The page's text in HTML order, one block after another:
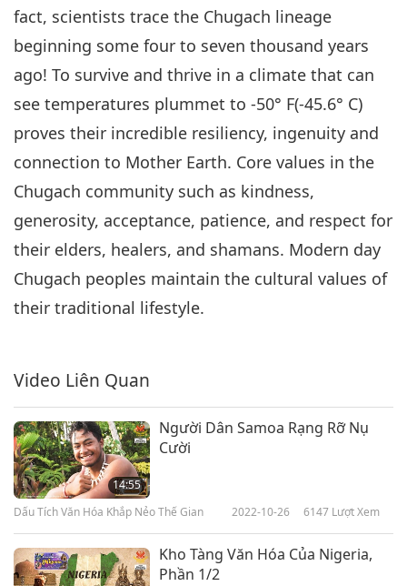
fact, scientists trace the Chugach lineage
beginning some four to seven thousand years
ago! To survive and thrive in a climate that can
see temperatures plummet to -50° F(-45.6° C)
proves their incredible resiliency, ingenuity and
connection to Mother Earth. Core values in the
Chugach community such as kindness,
generosity, acceptance, patience, and respect for
their elders, healers, and shamans. Modern day
Chugach peoples maintain the cultural values of
their traditional lifestyle.
Video Liên Quan
14:55
Người Dân Samoa Rạng Rỡ Nụ
Cười
Dấu Tích Văn Hóa Khắp Nẻo Thế Gian 2022-10-26 6147 Lượt Xem
Kho Tàng Văn Hóa Của Nigeria,
Phần 1/2